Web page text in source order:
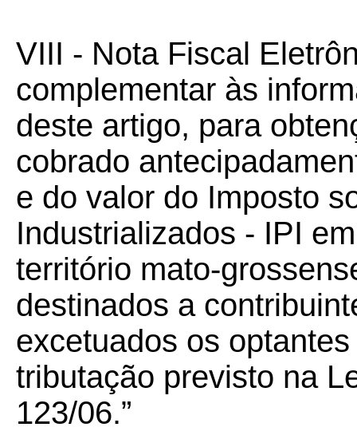
VIII - Nota Fiscal
complementar às
deste artigo, para
cobrado
e do valor do Imposto
Industrializados - IPI
território mato-
destinados a
excetuados os
tributação previsto na
123/06.”